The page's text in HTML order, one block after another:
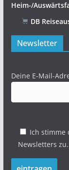
Heim-/
DB
Newsletter
Deine E-Mail-
Ich stimme
Newsletters zu.